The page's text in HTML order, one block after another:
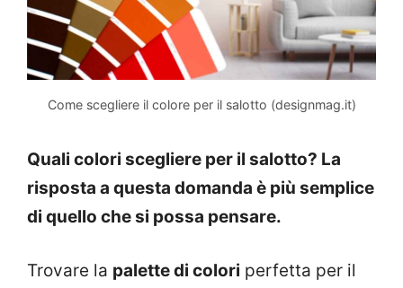
Come scegliere il colore per il salotto (designmag.it)
Quali colori scegliere per il salotto? La
risposta a questa domanda è più semplice
di quello che si possa pensare.
Trovare la palette di colori perfetta per il